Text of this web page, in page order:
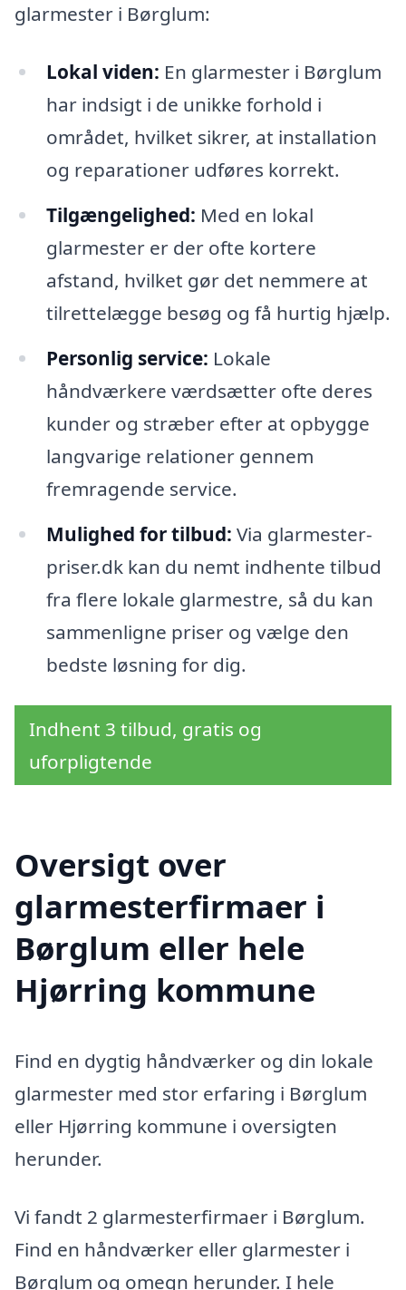
glarmester i Børglum:
Lokal viden: En glarmester i Børglum
har indsigt i de unikke forhold i
området, hvilket sikrer, at installation
og reparationer udføres korrekt.
Tilgængelighed: Med en lokal
glarmester er der ofte kortere
afstand, hvilket gør det nemmere at
tilrettelægge besøg og få hurtig hjælp.
Personlig service: Lokale
håndværkere værdsætter ofte deres
kunder og stræber efter at opbygge
langvarige relationer gennem
fremragende service.
Mulighed for tilbud: Via glarmester-
priser.dk kan du nemt indhente tilbud
fra flere lokale glarmestre, så du kan
sammenligne priser og vælge den
bedste løsning for dig.
Indhent 3 tilbud, gratis og
uforpligtende
Oversigt over
glarmesterfirmaer i
Børglum eller hele
Hjørring kommune
Find en dygtig håndværker og din lokale
glarmester med stor erfaring i Børglum
eller Hjørring kommune i oversigten
herunder.
Vi fandt 2 glarmesterfirmaer i Børglum.
Find en håndværker eller glarmester i
Børglum og omegn herunder. I hele